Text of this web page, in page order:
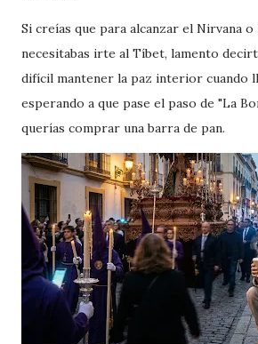
Si creías que para alcanzar el Nirvana
necesitabas irte al Tíbet, lamento
difícil mantener la paz interior cuando
esperando a que pase el paso de "La
querías comprar una barra de pan.